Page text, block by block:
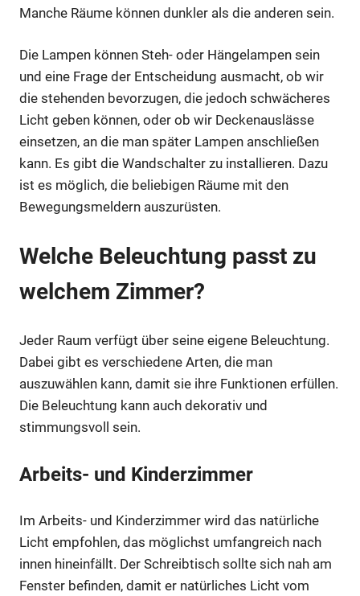
Manche Räume können dunkler als die anderen sein.
Die Lampen können Steh- oder Hängelampen sein
und eine Frage der Entscheidung ausmacht, ob wir
die stehenden bevorzugen, die jedoch schwächeres
Licht geben können, oder ob wir Deckenauslässe
einsetzen, an die man später Lampen anschließen
kann. Es gibt die Wandschalter zu installieren. Dazu
ist es möglich, die beliebigen Räume mit den
Bewegungsmeldern auszurüsten.
Welche Beleuchtung passt zu
welchem Zimmer?
Jeder Raum verfügt über seine eigene Beleuchtung.
Dabei gibt es verschiedene Arten, die man
auszuwählen kann, damit sie ihre Funktionen erfüllen.
Die Beleuchtung kann auch dekorativ und
stimmungsvoll sein.
Arbeits- und Kinderzimmer
Im Arbeits- und Kinderzimmer wird das natürliche
Licht empfohlen, das möglichst umfangreich nach
innen hineinfällt. Der Schreibtisch sollte sich nah am
Fenster befinden, damit er natürliches Licht vom